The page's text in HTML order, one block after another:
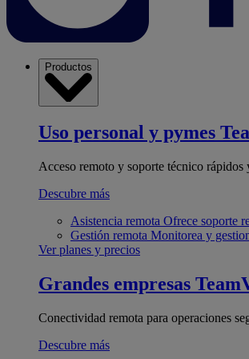
Productos
Uso personal y pymes
Acceso remoto y soporte técnico rápidos
Descubre más
Asistencia remota Ofrece soporte
Gestión remota Monitorea y
Ver planes y precios
Grandes empresas
Conectividad remota para operaciones
Descubre más